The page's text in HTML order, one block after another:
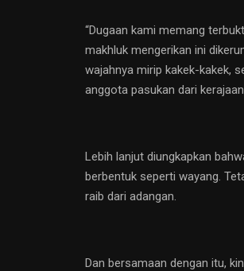
“Dugaan kami memang
makhluk mengerikan ini
wajahnya mirip kakek-kakek,
anggota pasukan dari
Lebih lanjut diungkapkan
berbentuk seperti wayang.
raib dari adangan.
Dan bersamaan dengan itu,